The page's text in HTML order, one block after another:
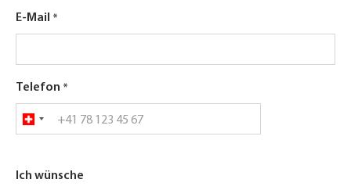
E-Mail
Telefon
Ich wünsche